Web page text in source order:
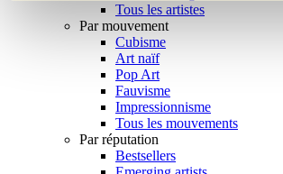
Tous les artistes
Par mouvement
Cubisme
Art naïf
Pop Art
Fauvisme
Impressionnisme
Tous les mouvements
Par réputation
Bestsellers